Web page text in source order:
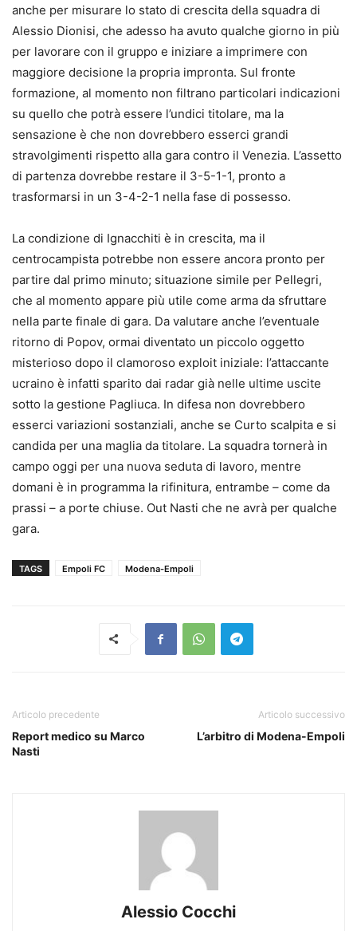
anche per misurare lo stato di crescita della squadra di
Alessio Dionisi, che adesso ha avuto qualche giorno in più
per lavorare con il gruppo e iniziare a imprimere con
maggiore decisione la propria impronta. Sul fronte
formazione, al momento non filtrano particolari indicazioni
su quello che potrà essere l’undici titolare, ma la
sensazione è che non dovrebbero esserci grandi
stravolgimenti rispetto alla gara contro il Venezia. L’assetto
di partenza dovrebbe restare il 3-5-1-1, pronto a
trasformarsi in un 3-4-2-1 nella fase di possesso.
La condizione di Ignacchiti è in crescita, ma il
centrocampista potrebbe non essere ancora pronto per
partire dal primo minuto; situazione simile per Pellegri,
che al momento appare più utile come arma da sfruttare
nella parte finale di gara. Da valutare anche l’eventuale
ritorno di Popov, ormai diventato un piccolo oggetto
misterioso dopo il clamoroso exploit iniziale: l’attaccante
ucraino è infatti sparito dai radar già nelle ultime uscite
sotto la gestione Pagliuca. In difesa non dovrebbero
esserci variazioni sostanziali, anche se Curto scalpita e si
candida per una maglia da titolare. La squadra tornerà in
campo oggi per una nuova seduta di lavoro, mentre
domani è in programma la rifinitura, entrambe – come da
prassi – a porte chiuse. Out Nasti che ne avrà per qualche
gara.
TAGS Empoli FC Modena-Empoli
Articolo precedente
Report medico su Marco
Nasti
Articolo successivo
L’arbitro di Modena-Empoli
Alessio Cocchi